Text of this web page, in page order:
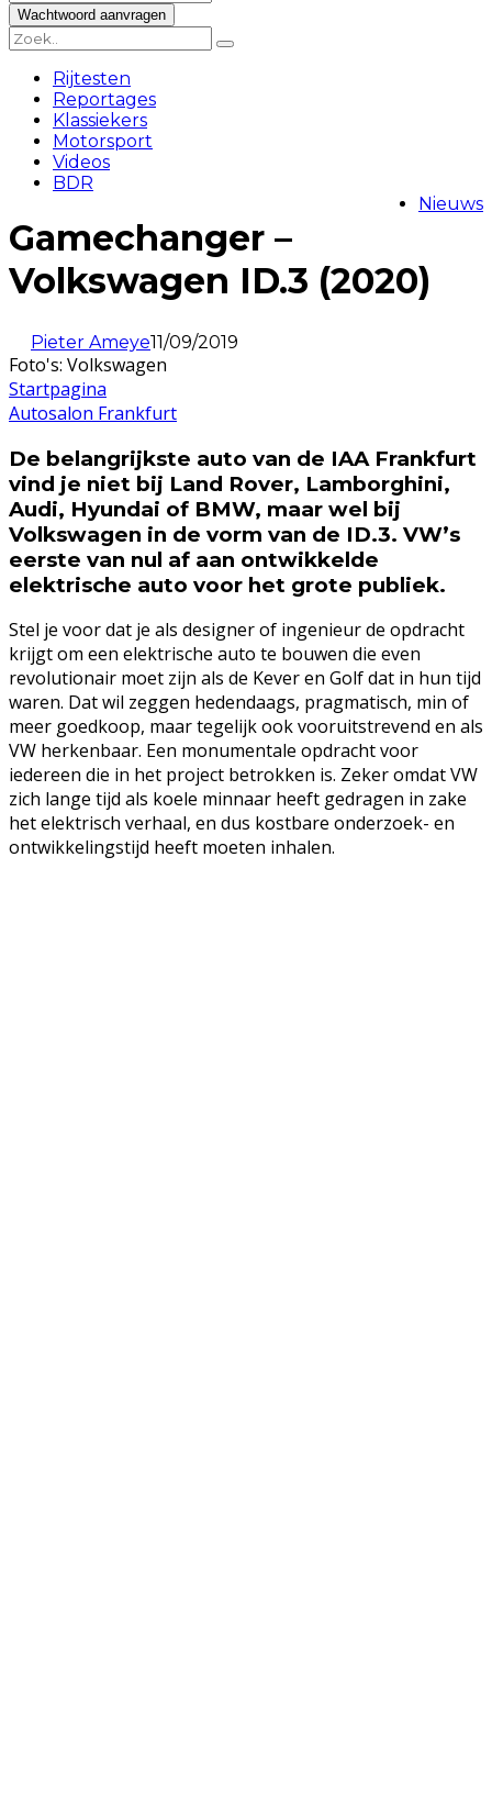
Rijtesten
Reportages
Klassiekers
Motorsport
Videos
BDR
Nieuws
Gamechanger –
Volkswagen ID.3 (2020)
Pieter Ameye11/09/2019
Foto's: Volkswagen
Startpagina
Autosalon Frankfurt
De belangrijkste auto van de IAA Frankfurt
vind je niet bij Land Rover, Lamborghini,
Audi, Hyundai of BMW, maar wel bij
Volkswagen in de vorm van de ID.3. VW’s
eerste van nul af aan ontwikkelde
elektrische auto voor het grote publiek.
Stel je voor dat je als designer of ingenieur de opdracht
krijgt om een elektrische auto te bouwen die even
revolutionair moet zijn als de Kever en Golf dat in hun tijd
waren. Dat wil zeggen hedendaags, pragmatisch, min of
meer goedkoop, maar tegelijk ook vooruitstrevend en als
VW herkenbaar. Een monumentale opdracht voor
iedereen die in het project betrokken is. Zeker omdat VW
zich lange tijd als koele minnaar heeft gedragen in zake
het elektrisch verhaal, en dus kostbare onderzoek- en
ontwikkelingstijd heeft moeten inhalen.